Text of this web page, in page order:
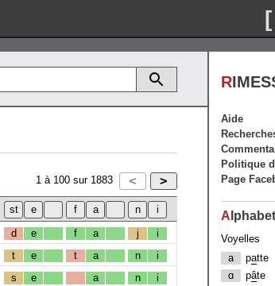
1 à 100 sur 1883
d e f a j i
t e t a n i
s e a n i
R
Aide
Politique
Page
A
Voyelles
a
patte
ɑ
pâte